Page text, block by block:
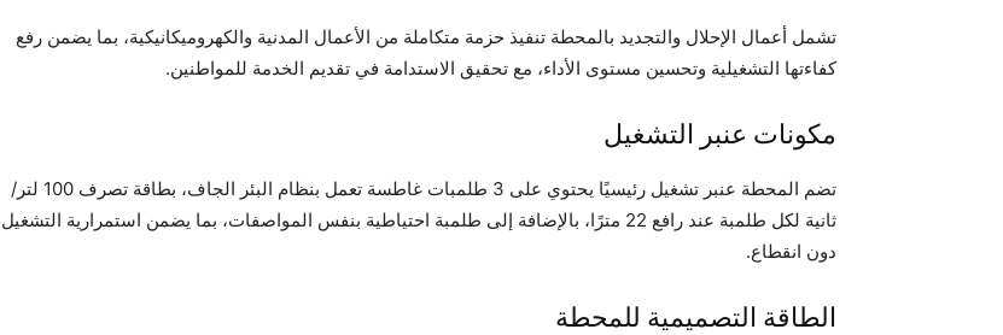
تشمل أعمال الإحلال والتجديد بالمحطة تنفيذ حزمة متكاملة من الأعمال المدنية والكهروميكانيكية، بما يضمن رفع
كفاءتها التشغيلية وتحسين مستوى الأداء، مع تحقيق الاستدامة في تقديم الخدمة للمواطنين.
مكونات عنبر التشغيل
تضم المحطة عنبر تشغيل رئيسيًا يحتوي على 3 طلمبات غاطسة تعمل بنظام البئر الجاف، بطاقة تصرف 100 لتر/
ثانية لكل طلمبة عند رافع 22 مترًا، بالإضافة إلى طلمبة احتياطية بنفس المواصفات، بما يضمن استمرارية التشغيل
دون انقطاع.
الطاقة التصميمية للمحطة